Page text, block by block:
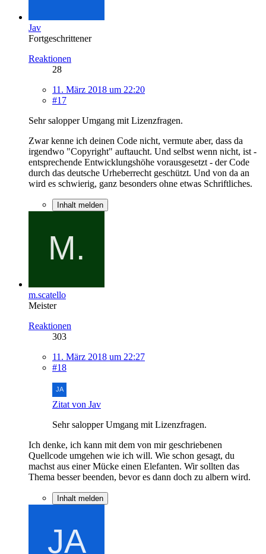
Jav
Fortgeschrittener
Reaktionen
28
11. März 2018 um 22:20
#17
Sehr salopper Umgang mit Lizenzfragen.
Zwar kenne ich deinen Code nicht, vermute aber, dass da
irgendwo "Copyright" auftaucht. Und selbst wenn nicht, ist -
entsprechende Entwicklungshöhe vorausgesetzt - der Code
durch das deutsche Urheberrecht geschützt. Und von da an
wird es schwierig, ganz besonders ohne etwas Schriftliches.
Inhalt melden
m.scatello
Meister
Reaktionen
303
11. März 2018 um 22:27
#18
Zitat von Jav
Sehr salopper Umgang mit Lizenzfragen.
Ich denke, ich kann mit dem von mir geschriebenen
Quellcode umgehen wie ich will. Wie schon gesagt, du
machst aus einer Mücke einen Elefanten. Wir sollten das
Thema besser beenden, bevor es dann doch zu albern wird.
Inhalt melden